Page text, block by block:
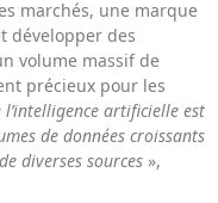
marchés, une marque
développer des
volume massif de
précieux pour les
l’intelligence artificielle est
de données croissants
diverses sources »,